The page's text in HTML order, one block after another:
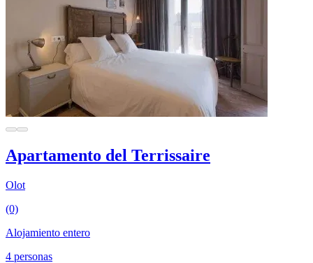
Apartamento del Terrissaire
Olot
(0)
Alojamiento entero
4 personas